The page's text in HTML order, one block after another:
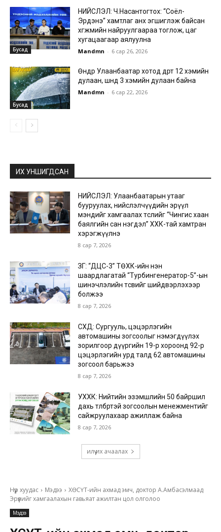
Бусад
НИЙСЛЭЛ: Ч.Насантогтох: “Соёл-
Эрдэнэ” хамтлаг анх эгшиглэж байсан
хөгжмийн найруулгаараа тоглож, цаг
хугацаагаар аялуулна
Mandmn - 6 сар 26, 2026
Бусад
Өнөөдөр Улаанбаатар хотод өдөртөө 12 хэмийн
дулаан, шөнөдөө 3 хэмийн дулаан байна
Mandmn - 6 сар 22, 2026
ИХ УНШИГДСАН
НИЙСЛЭЛ: Улаанбаатарын утааг
бууруулах, нийслэлчүүдийн эрүүл
мэндийг хамгаалах төслийг “Чингис хаан
баялгийн сан нэгдэл” ХХК-тай хамтран
хэрэгжүүлнэ
8 сар 7, 2026
ЗГ: “ДЦС-3” ТӨХК-ийн нэн
шаардлагатай “Турбингенератор-5”-ын
шинэчлэлийн төсвийг шийдвэрлэхээр
болжээ
8 сар 7, 2026
СХД: Сургууль, цэцэрлэгийн
автомашины зогсоолыг нэмэгдүүлэх
зорилгоор дүүргийн 19-р хороонд 92-р
цэцэрлэгийн урд талд 62 автомашины
зогсоол барьжээ
8 сар 7, 2026
УХХК: Нийтийн эзэмшлийн 50 байршил
дахь төлбөртэй зогсоолын менежментийг
сайжруулахаар ажиллаж байна
8 сар 7, 2026
илүү их ачаалах